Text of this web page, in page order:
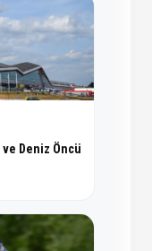
ve Deniz Öncü